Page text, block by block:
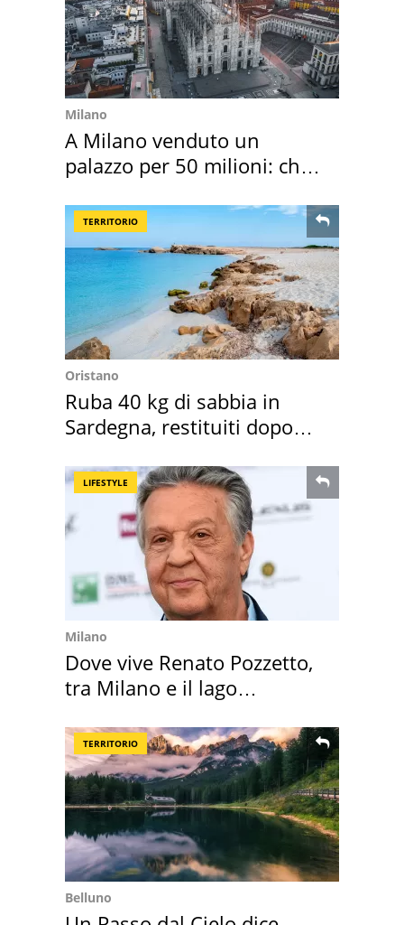
Milano
A Milano venduto un
palazzo per 50 milioni: chi
TERRITORIO
Oristano
Ruba 40 kg di sabbia in
Sardegna, restituiti dopo
LIFESTYLE
Milano
Dove vive Renato Pozzetto,
tra Milano e il lago
TERRITORIO
Belluno